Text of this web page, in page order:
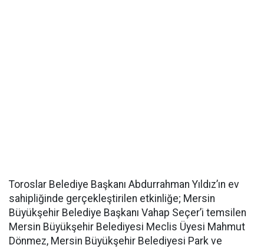
Toroslar Belediye Başkanı Abdurrahman Yıldız’ın ev
sahipliğinde gerçekleştirilen etkinliğe; Mersin
Büyükşehir Belediye Başkanı Vahap Seçer’i temsilen
Mersin Büyükşehir Belediyesi Meclis Üyesi Mahmut
Dönmez, Mersin Büyükşehir Belediyesi Park ve